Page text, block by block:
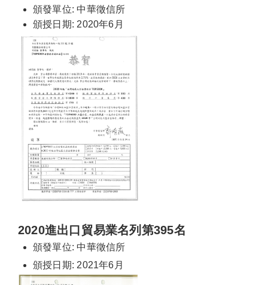
頒發單位: 中華徵信所
頒授日期: 2020年6月
2020進出口貿易業名列第395名
頒發單位: 中華徵信所
頒授日期: 2021年6月